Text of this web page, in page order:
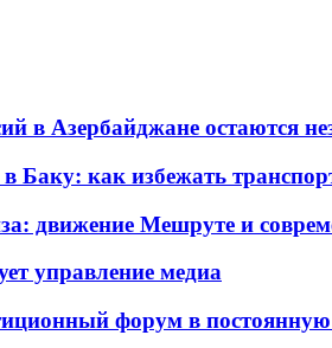
в Азербайджане остаются
Баку: как избежать
движение Мешруте и
управление медиа
форум в